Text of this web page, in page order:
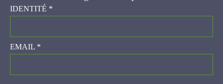
IDENTITÉ*
EMAIL*